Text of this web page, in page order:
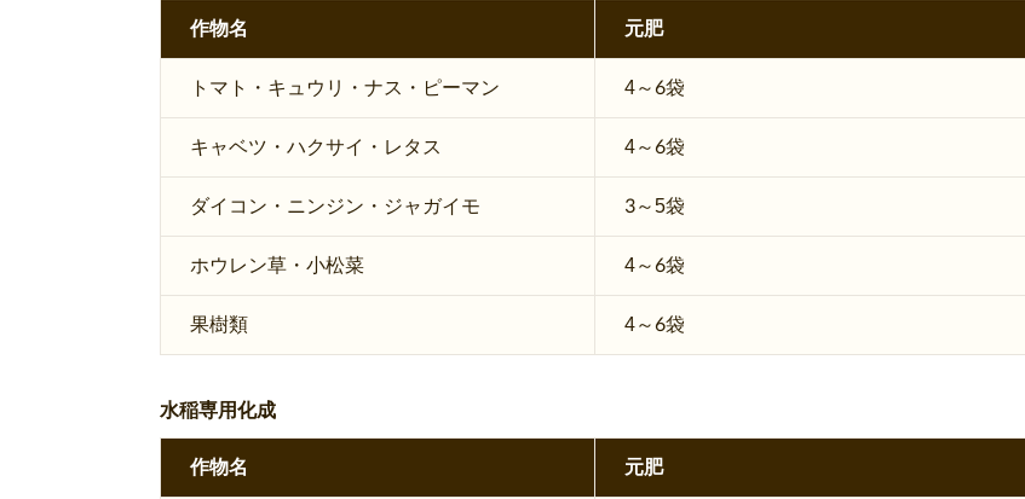
作物名 元肥
トマト・キュウリ・ナス・ピーマン 4～6袋
キャベツ・ハクサイ・レタス 4～6袋
ダイコン・ニンジン・ジャガイモ 3～5袋
ホウレン草・小松菜 4～6袋
果樹類 4～6袋
水稲専用化成
作物名 元肥